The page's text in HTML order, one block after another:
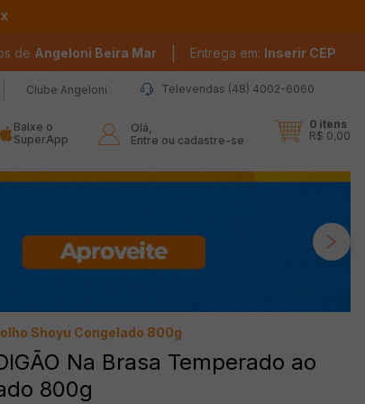
de Angeloni Beira Mar Entrega em: Inserir CEP
Clube Angeloni Televendas (48) 4002-6060
Baixe o
SuperApp
Olá,
Entre ou cadastre-se
0 itens
R$ 0,00
Shoyu Congelado 800g
Na Brasa Temperado ao
800g